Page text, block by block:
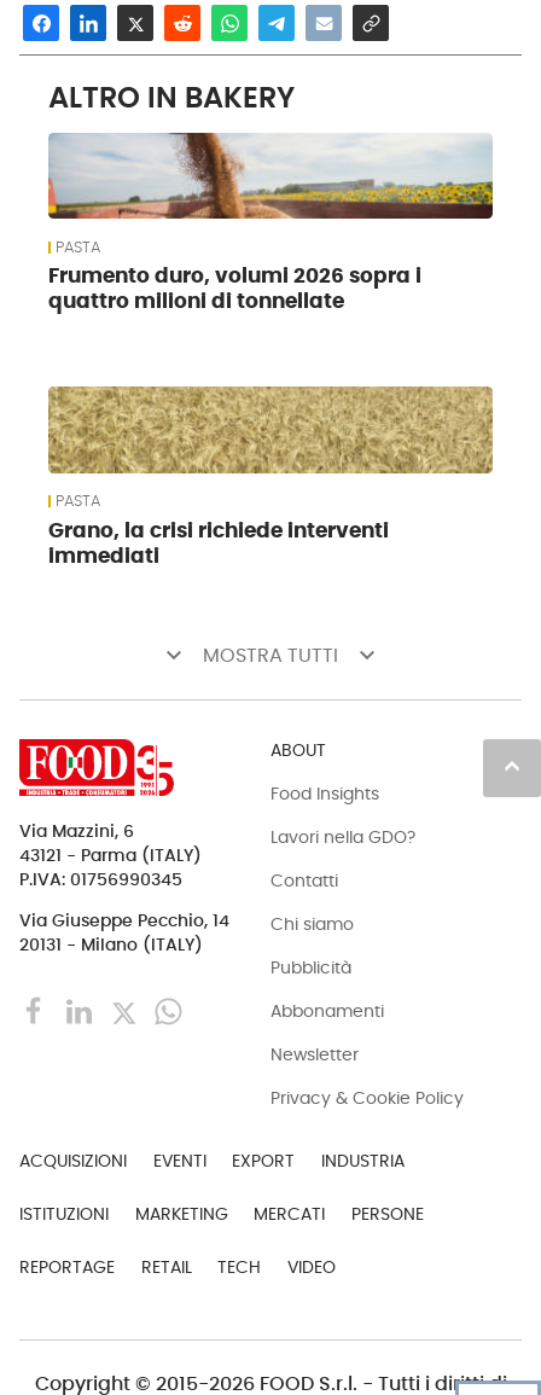
ALTRO IN BAKERY
PASTA
Frumento duro, volumi 2026 sopra i
quattro milioni di tonnellate
PASTA
Grano, la crisi richiede interventi
immediati
keyboard_arrow_down MOSTRA TUTTI keyboard_arrow_down
keyboard_arrow_up
Via Mazzini, 6
43121 - Parma (ITALY)
P.IVA: 01756990345
Via Giuseppe Pecchio, 14
20131 - Milano (ITALY)
ABOUT
Food Insights
Lavori nella GDO?
Contatti
Chi siamo
Pubblicità
Abbonamenti
Newsletter
Privacy & Cookie Policy
ACQUISIZIONI EVENTI EXPORT INDUSTRIA
ISTITUZIONI MARKETING MERCATI PERSONE
REPORTAGE RETAIL TECH VIDEO
Copyright © 2015-2026 FOOD S.r.l. - Tutti i diritti di